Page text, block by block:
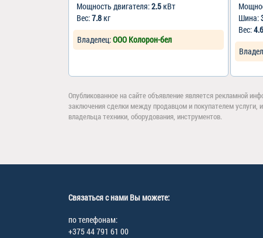
Мощность двигателя:2.5кВт
Вес:7.8кг
Владелец:ООО Колорон-бел
Шина:
Вес:4.6
Опубликованное на сайте объявление является рекламной
заключения сделки между продавцом и покупателем услуги,
владельца техники, оборудования, инструментов.
Связаться с нами Вы можете:
по телефонам:
+375 44 791 61 00